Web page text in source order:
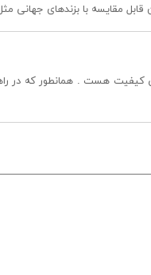
محصول بسیار بی کیفیت هست .